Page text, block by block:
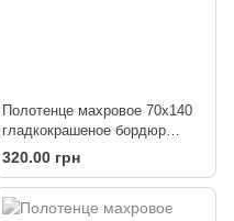
Полотенце махровое 70х140
гладкокрашеное бордюр
Лебеди серое
320.00 грн